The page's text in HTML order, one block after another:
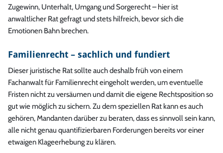
Zugewinn, Unterhalt, Umgang und Sorgerecht – hier ist
anwaltlicher Rat gefragt und stets hilfreich, bevor sich die
Emotionen Bahn brechen.
Familienrecht – sachlich und fundiert
Dieser juristische Rat sollte auch deshalb früh von einem
Fachanwalt für Familienrecht eingeholt werden, um eventuelle
Fristen nicht zu versäumen und damit die eigene Rechtsposition so
gut wie möglich zu sichern. Zu dem speziellen Rat kann es auch
gehören, Mandanten darüber zu beraten, dass es sinnvoll sein kann,
alle nicht genau quantifizierbaren Forderungen bereits vor einer
etwaigen Klageerhebung zu klären.